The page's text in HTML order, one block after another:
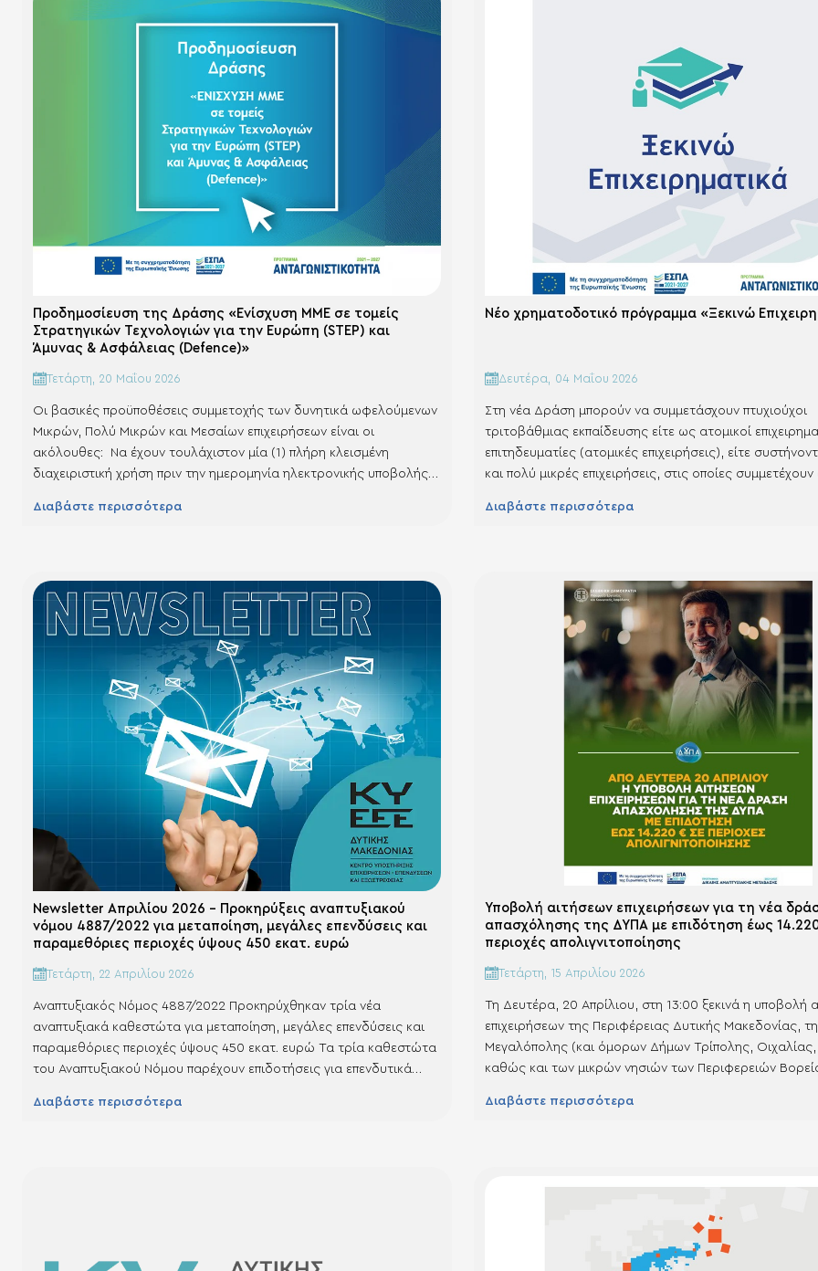
Προδημοσίευση της Δράσης «Ενίσχυση ΜΜΕ σε τομείς
Στρατηγικών Τεχνολογιών για την Ευρώπη (STEP) και
Άμυνας & Ασφάλειας (Defence)»
Τετάρτη, 20 Μαΐου 2026
Οι βασικές προϋποθέσεις συμμετοχής των δυνητικά ωφελούμενων
Μικρών, Πολύ Μικρών και Μεσαίων επιχειρήσεων είναι οι
ακόλουθες: Να έχουν τουλάχιστον μία (1) πλήρη κλεισμένη
διαχειριστική χρήση πριν την ημερομηνία ηλεκτρονικής υποβολής
ους ΚΑΔ πριν την ημερομηνία ηλεκτρονικής υποβολής της αίτησης
Διαβάστε περισσότερα
Νέο χρηματοδοτικό πρόγραμμα
Δευτέρα, 04 Μαΐου 2026
Στη νέα Δράση μπορούν να συμμετάσχουν πτυχιούχοι
τριτοβάθμιας εκπαίδευσης είτε ως ατομικοί
επιτηδευματίες (ατομικές επιχειρήσεις), είτε
και πολύ μικρές επιχειρήσεις, στις οποίες συμμετέχουν
πρώτο τους πτυχίο από ίδρυμα τριτοβάθμιας
Διαβάστε περισσότερα
Newsletter Απριλίου 2026 – Προκηρύξεις αναπτυξιακού
νόμου 4887/2022 για μεταποίηση, μεγάλες επενδύσεις και
παραμεθόριες περιοχές ύψους 450 εκατ. ευρώ
Τετάρτη, 22 Απριλίου 2026
Αναπτυξιακός Νόμος 4887/2022 Προκηρύχθηκαν τρία νέα
αναπτυξιακά καθεστώτα για μεταποίηση, μεγάλες επενδύσεις και
παραμεθόριες περιοχές ύψους 450 εκατ. ευρώ Τα τρία καθεστώτα
του Αναπτυξιακού Νόμου παρέχουν επιδοτήσεις για επενδυτικά
περιοχές Ειδικής Ενίσχυσης, όπως αυτές έχουν καθορισθεί.
Διαβάστε περισσότερα
Υποβολή αιτήσεων επιχειρήσεων για τη νέα
απασχόλησης της ΔΥΠΑ με επιδότηση έως
περιοχές απολιγνιτοποίησης
Τετάρτη, 15 Απριλίου 2026
Τη Δευτέρα, 20 Απρίλιου, στη 13:00 ξεκινά η υποβολή
επιχειρήσεων της Περιφέρειας Δυτικής Μακεδονίας,
Μεγαλόπολης (και όμορων Δήμων Τρίπολης, Οιχαλίας,
καθώς και των μικρών νησιών των Περιφερειών
των 3.100 κατοίκων, για συμμετοχή στη νέα δράση
Διαβάστε περισσότερα